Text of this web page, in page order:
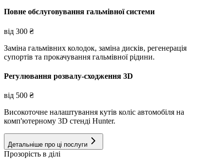
Повне обслуговування гальмівної системи
від 300 ₴
Заміна гальмівних колодок, заміна дисків, регенерація
супортів та прокачування гальмівної рідини.
Регулювання розвалу-сходження 3D
від 500 ₴
Високоточне налаштування кутів коліс автомобіля на
комп'ютерному 3D стенді Hunter.
Детальніше про ці послуги
Прозорість в ділі